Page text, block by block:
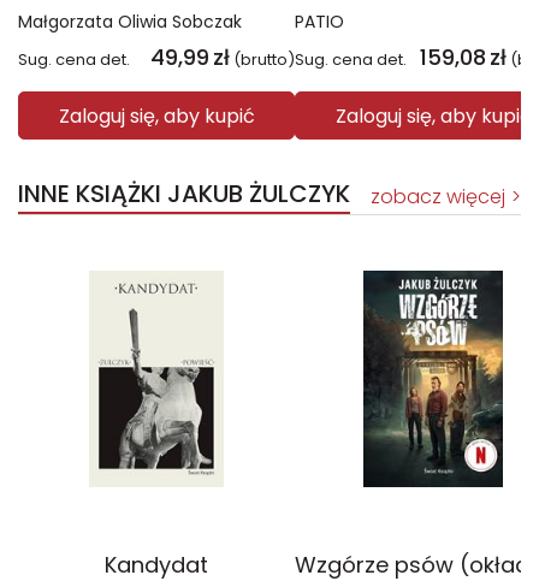
Małgorzata Oliwia Sobczak
Sug. cena det. 49,99 zł (brutto)
Zaloguj się, aby kupić
PATIO
Sug. cena det. 159,08 zł
Zaloguj się, aby kupić
INNE KSIĄŻKI JAKUB ŻULCZYK zobacz więcej
Kandydat